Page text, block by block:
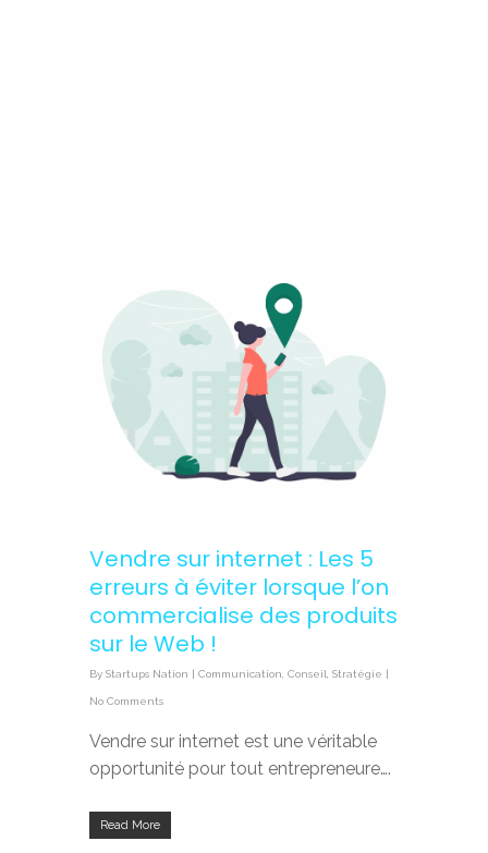
Vendre sur internet : Les 5
erreurs à éviter lorsque l’on
commercialise des produits
sur le Web !
By Startups Nation | Communication Conseil Stratégie |
No Comments
Vendre sur internet est une véritable
opportunité pour tout entrepreneure….
Read More